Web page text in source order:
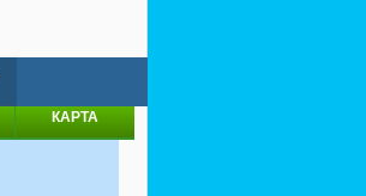
КАРТА